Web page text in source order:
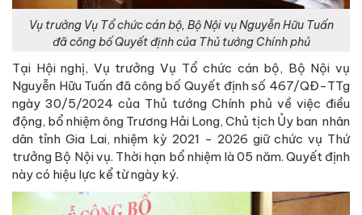
Vụ trưởng Vụ Tổ chức cán bộ, Bộ Nội vụ Nguyễn Hữu Tuấn
đã công bố Quyết định của Thủ tướng Chính phủ
Tại Hội nghị, Vụ trưởng Vụ Tổ chức cán bộ, Bộ Nội vụ
Nguyễn Hữu Tuấn đã công bố Quyết định số 467/QĐ-TTg
ngày 30/5/2024 của Thủ tướng Chính phủ về việc điều
động, bổ nhiệm ông Trương Hải Long, Chủ tịch Ủy ban nhân
dân tỉnh Gia Lai, nhiệm kỳ 2021 - 2026 giữ chức vụ Thứ
trưởng Bộ Nội vụ. Thời hạn bổ nhiệm là 05 năm. Quyết định
này có hiệu lực kể từ ngày ký.